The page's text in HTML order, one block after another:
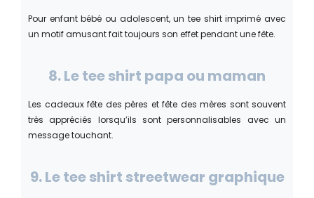
Pour enfant bébé ou adolescent, un tee shirt imprimé avec
un motif amusant fait toujours son effet pendant une fête.
8. Le tee shirt papa ou maman
Les cadeaux fête des pères et fête des mères sont souvent
très appréciés lorsqu’ils sont personnalisables avec un
message touchant.
9. Le tee shirt streetwear graphique